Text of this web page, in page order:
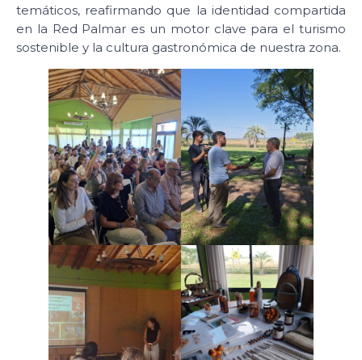
temáticos, reafirmando que la identidad compartida
en la Red Palmar es un motor clave para el turismo
sostenible y la cultura gastronómica de nuestra zona.